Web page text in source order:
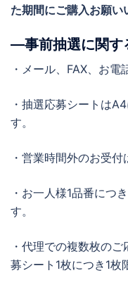
た期間にご購入お願い
―事前抽選に関す
・メール、FAX、お電
・抽選応募シートは
す。
・営業時間外のお受付
・お一人様1品番につ
す。
・代理での複数枚の
募シート1枚につき1枚